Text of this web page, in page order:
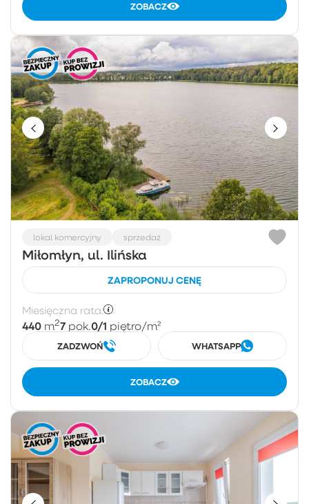
ZOBACZ
lokal komercyjny sprzedaż
Miłomłyn, ul. Ilińska
ZAPROPONUJ CENĘ
Miesięczna rata:
440 m27 pok.0/1 piętro/m²
ZADZWOŃ WHATSAPP
ZOBACZ